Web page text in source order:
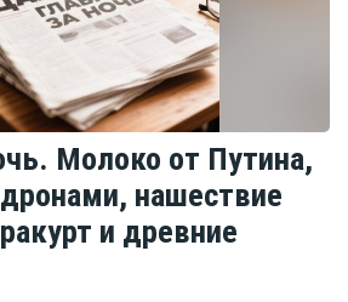
Молоко от Путина,
нашествие
и древние